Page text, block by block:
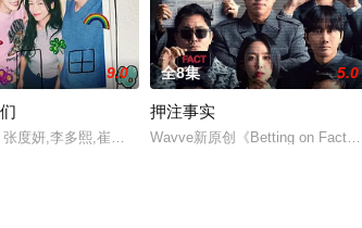
9.0
度妍,李多熙,崔丹尼尔,张根硕,安宰贤
全8集 5.0
押注事实
Wavve新原创《Betting on Fact